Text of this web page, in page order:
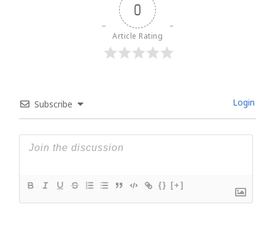
0
Article Rating
Subscribe Login
{} [+]